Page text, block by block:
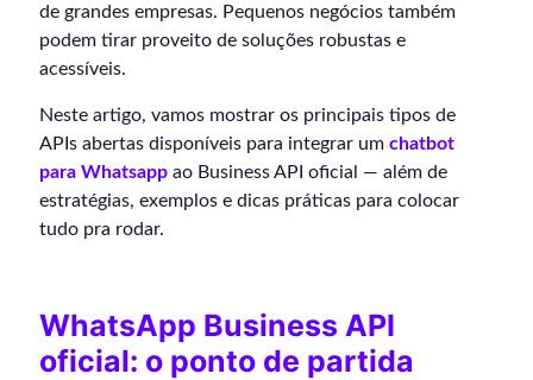
de grandes empresas. Pequenos negócios também
podem tirar proveito de soluções robustas e
acessíveis.
Neste artigo, vamos mostrar os principais tipos de
APIs abertas disponíveis para integrar um chatbot
para Whatsapp ao Business API oficial — além de
estratégias, exemplos e dicas práticas para colocar
tudo pra rodar.
WhatsApp Business API
oficial: o ponto de partida